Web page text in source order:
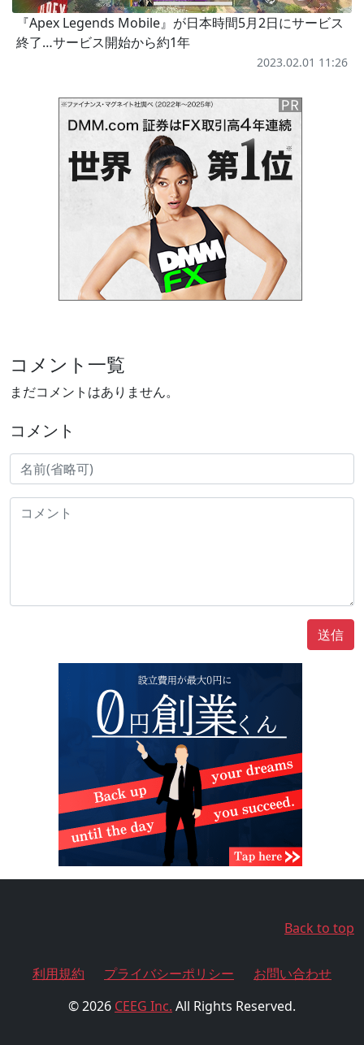
『Apex Legends Mobile』が日本時間5月2日にサービス
終了…サービス開始から約1年
2023.02.01 11:26
コメント一覧
まだコメントはありません。
コメント
送信
Back to top
利用規約 プライバシーポリシー
お問い合わせ
© 2026 CEEG Inc. All Rights Reserved.